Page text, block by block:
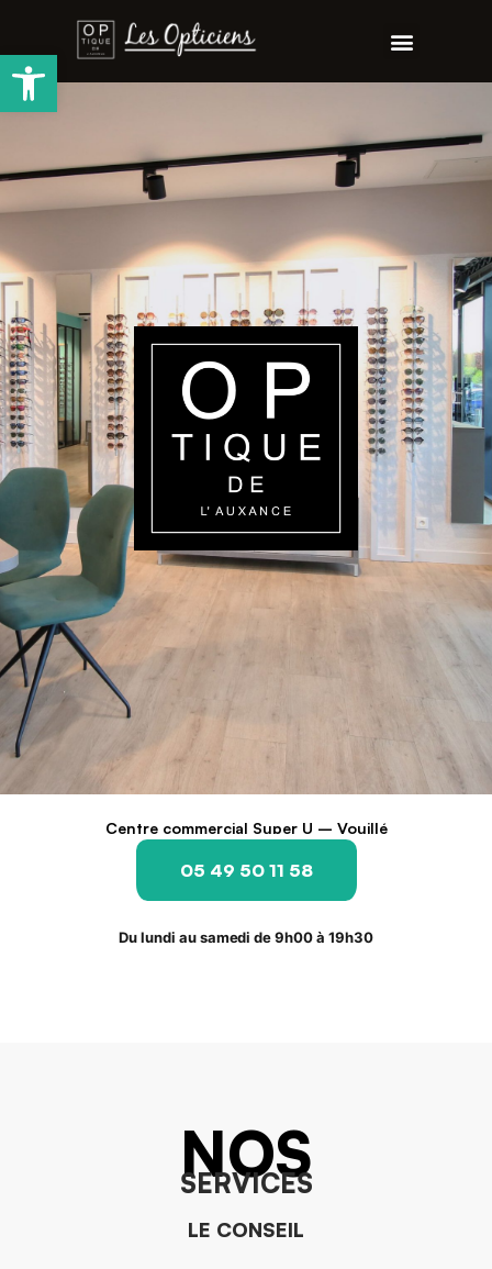
Ouvrir la barre d’outils
Centre commercial Super U – Vouillé
05 49 50 11 58
Du lundi au samedi de 9h00 à 19h30
NOS
SERVICES
LE CONSEIL